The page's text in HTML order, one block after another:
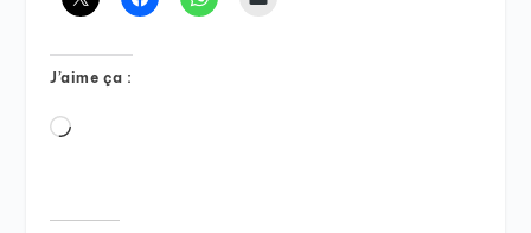
J’aime ça :
Chargement…